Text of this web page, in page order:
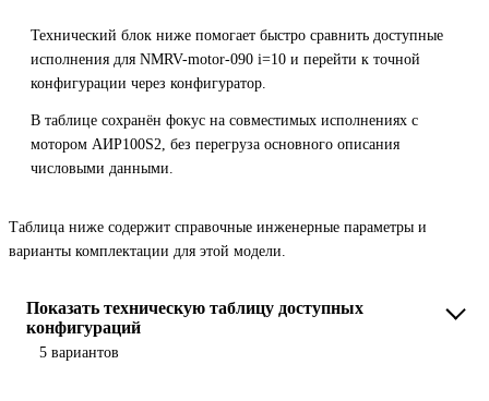
Технический блок ниже помогает быстро сравнить доступные
исполнения для NMRV-motor-090 i=10 и перейти к точной
конфигурации через конфигуратор.
В таблице сохранён фокус на совместимых исполнениях с
мотором АИР100S2, без перегруза основного описания
числовыми данными.
Таблица ниже содержит справочные инженерные параметры и
варианты комплектации для этой модели.
Показать техническую таблицу доступных
конфигураций
5 вариантов